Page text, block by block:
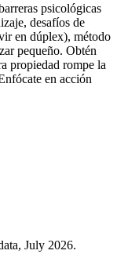
psicológicas
desafíos de
en dúplex), método
pequeño. Obtén
propiedad rompe la
en acción
July 2026.